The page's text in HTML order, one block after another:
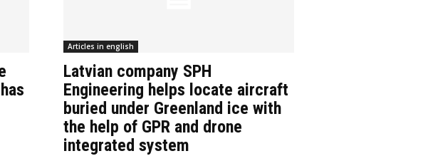
Articles in english
Latvian company SPH
Engineering helps locate aircraft
buried under Greenland ice with
the help of GPR and drone
integrated system